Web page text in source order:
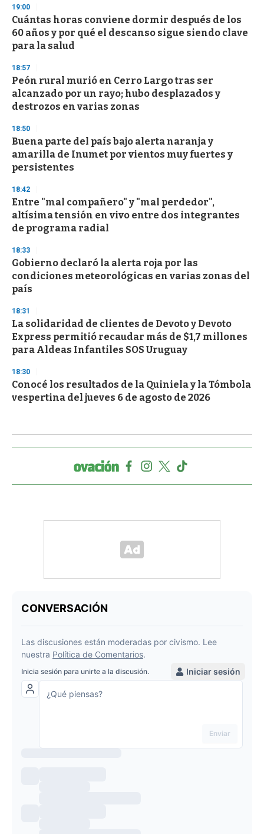
s
e
c
o
n
d
19:00
Cuántas horas conviene dormir después de los
60 años y por qué el descanso sigue siendo clave
para la salud
18:57
Peón rural murió en Cerro Largo tras ser
alcanzado por un rayo; hubo desplazados y
destrozos en varias zonas
18:50
Buena parte del país bajo alerta naranja y
amarilla de Inumet por vientos muy fuertes y
persistentes
18:42
Entre "mal compañero" y "mal perdedor",
altísima tensión en vivo entre dos integrantes
de programa radial
18:33
Gobierno declaró la alerta roja por las
condiciones meteorológicas en varias zonas del
país
18:31
La solidaridad de clientes de Devoto y Devoto
Express permitió recaudar más de $1,7 millones
para Aldeas Infantiles SOS Uruguay
18:30
Conocé los resultados de la Quiniela y la Tómbola
vespertina del jueves 6 de agosto de 2026